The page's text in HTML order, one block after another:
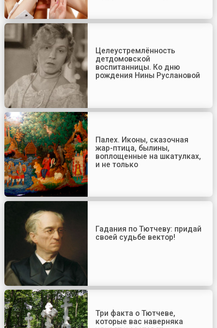
Целеустремлённость
детдомовской
воспитанницы. Ко дню
рождения Нины Руслановой
Палех. Иконы, сказочная
жар-птица, былины,
воплощенные на шкатулках,
и не только
Гадания по Тютчеву: придай
своей судьбе вектор!
Три факта о Тютчеве,
которые вас наверняка